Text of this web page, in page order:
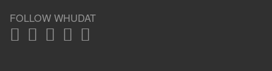
FOLLOW WHUDAT